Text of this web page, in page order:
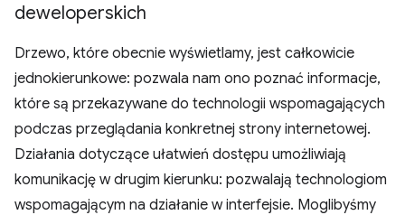
deweloperskich
Drzewo, które obecnie wyświetlamy, jest całkowicie
jednokierunkowe: pozwala nam ono poznać informacje,
które są przekazywane do technologii wspomagających
podczas przeglądania konkretnej strony internetowej.
Działania dotyczące ułatwień dostępu umożliwiają
komunikację w drugim kierunku: pozwalają technologiom
wspomagającym na działanie w interfejsie. Moglibyśmy